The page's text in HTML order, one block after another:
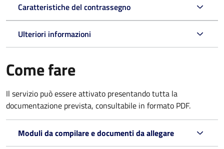
Caratteristiche del contrassegno
Ulteriori informazioni
Come fare
Il servizio può essere attivato presentando tutta la
documentazione prevista, consultabile in formato PDF.
Moduli da compilare e documenti da allegare